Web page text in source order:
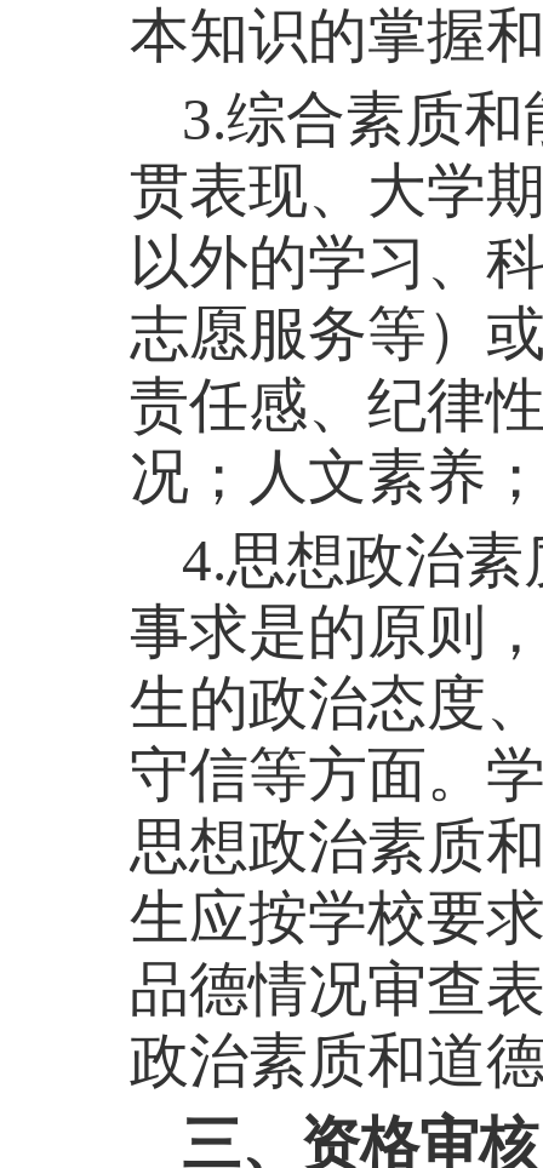
本知识的掌握
3.综合素质
贯表现、大学
以外的学习、
志愿服务等）
责任感、纪律
况；人文素养
4.思想政治
事求是的原则
生的政治态度
守信等方面。
思想政治素质
生应按学校要
品德情况审查
政治素质和道
三、资格审核